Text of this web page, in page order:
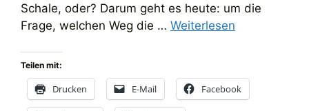
Schale, oder? Darum geht es heute: um die
Frage, welchen Weg die … Weiterlesen
Teilen mit:
Drucken E-Mail Facebook